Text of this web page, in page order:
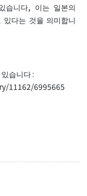
습니다, 이는 일본의
다는 것을 의미합니
습니다 :
11162/6995665